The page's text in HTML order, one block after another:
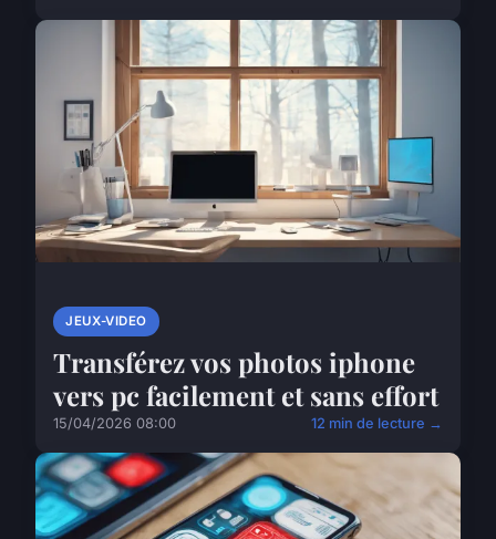
JEUX-VIDEO
Transférez vos photos iphone
vers pc facilement et sans effort
15/04/2026 08:00 12 min de lecture →